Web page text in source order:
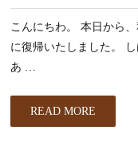
こんにちわ。 本日から
に復帰いたしました。
あ …
READ MORE